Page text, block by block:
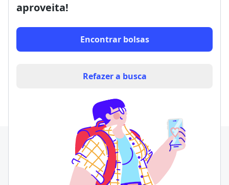
aproveita!
Encontrar bolsas
Refazer a busca